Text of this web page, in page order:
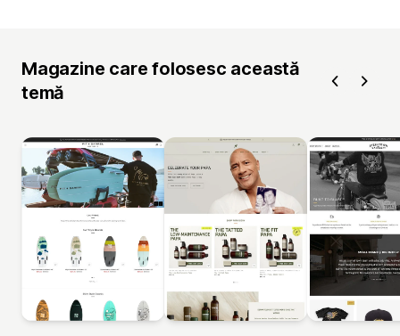
Magazine care folosesc această
temă